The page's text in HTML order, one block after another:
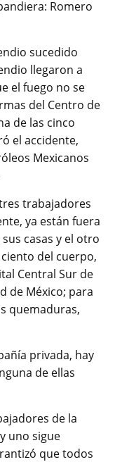
Romero
sucedido
llegaron a
el fuego no se
del Centro de
de las cinco
el accidente,
Mexicanos
trabajadores
ya están fuera
casas y el otro
del cuerpo,
Central Sur de
de México; para
quemaduras,
privada, hay
de ellas
de la
uno sigue
que todos